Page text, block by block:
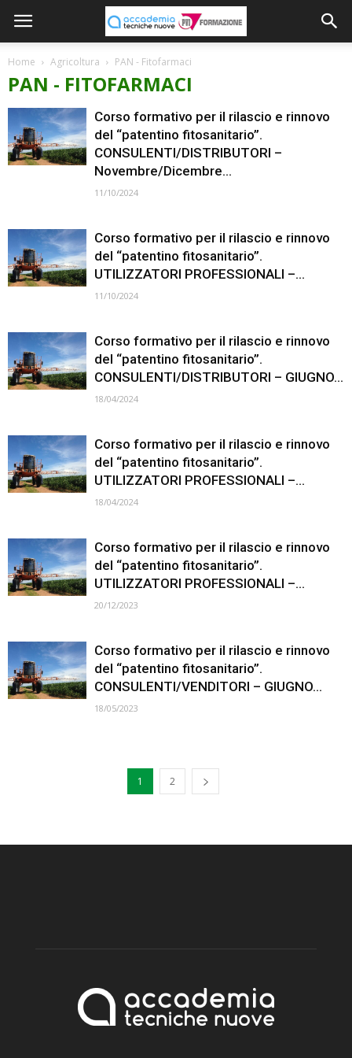
Home Agricoltura PAN - Fitofarmaci
PAN - FITOFARMACI
Corso formativo per il rilascio e rinnovo
del “patentino fitosanitario”.
CONSULENTI/DISTRIBUTORI –
Novembre/Dicembre...
11/10/2024
Corso formativo per il rilascio e rinnovo
del “patentino fitosanitario”.
UTILIZZATORI PROFESSIONALI –...
11/10/2024
Corso formativo per il rilascio e rinnovo
del “patentino fitosanitario”.
CONSULENTI/DISTRIBUTORI – GIUGNO...
18/04/2024
Corso formativo per il rilascio e rinnovo
del “patentino fitosanitario”.
UTILIZZATORI PROFESSIONALI –...
18/04/2024
Corso formativo per il rilascio e rinnovo
del “patentino fitosanitario”.
UTILIZZATORI PROFESSIONALI –...
20/12/2023
Corso formativo per il rilascio e rinnovo
del “patentino fitosanitario”.
CONSULENTI/VENDITORI – GIUGNO...
18/05/2023
1 2